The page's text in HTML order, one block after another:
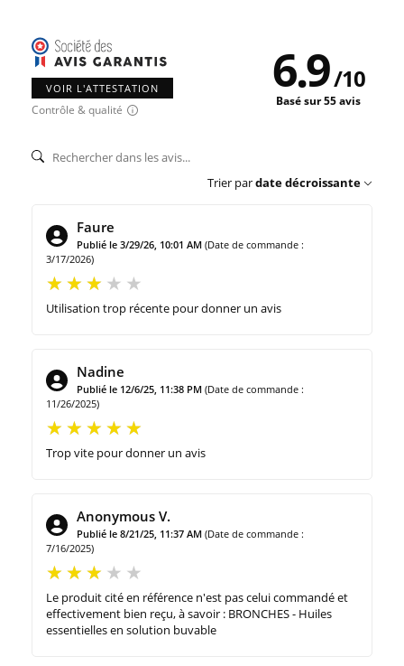
VOIR L'ATTESTATION
Contrôle & qualité
6.9/10
Basé sur 55 avis
Trier pardate décroissante
Faure
Publié le 3/29/26, 10:01 AM (Date de commande :
3/17/2026)
Utilisation trop récente pour donner un avis
Nadine
Publié le 12/6/25, 11:38 PM (Date de commande :
11/26/2025)
Trop vite pour donner un avis
Anonymous V.
Publié le 8/21/25, 11:37 AM (Date de commande :
7/16/2025)
Le produit cité en référence n'est pas celui commandé et
effectivement bien reçu, à savoir : BRONCHES - Huiles
essentielles en solution buvable